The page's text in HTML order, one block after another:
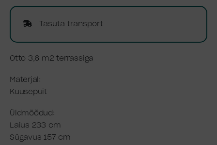
Tasuta transport
Otto 3,6 m2 terrassiga
Materjal:
Kuusepuit
Üldmõõdud:
Laius 233 cm
Sügavus 157 cm